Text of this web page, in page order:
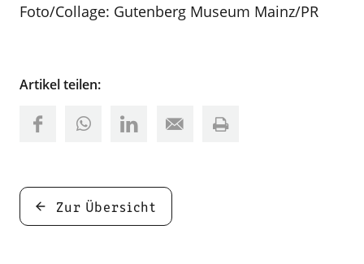
Foto/Collage: Gutenberg Museum Mainz/PR
Artikel teilen:
Zur Übersicht